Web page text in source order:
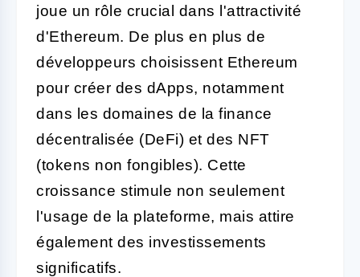
joue un rôle crucial dans l'attractivité
d'Ethereum. De plus en plus de
développeurs choisissent Ethereum
pour créer des dApps, notamment
dans les domaines de la finance
décentralisée (DeFi) et des NFT
(tokens non fongibles). Cette
croissance stimule non seulement
l'usage de la plateforme, mais attire
également des investissements
significatifs.